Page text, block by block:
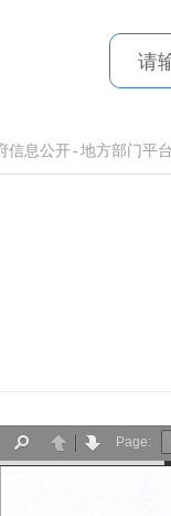
信息公开- 地方部门平